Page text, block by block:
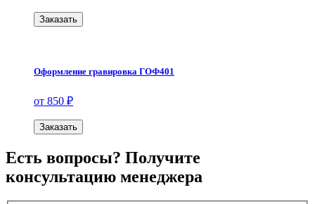
Заказать
Оформление гравировка ГОФ401
от 850 ₽
Заказать
Есть вопросы? Получите
консультацию менеджера